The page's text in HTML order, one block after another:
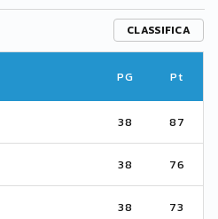
CLASSIFICA
PG Pt
38 87
38 76
38 73